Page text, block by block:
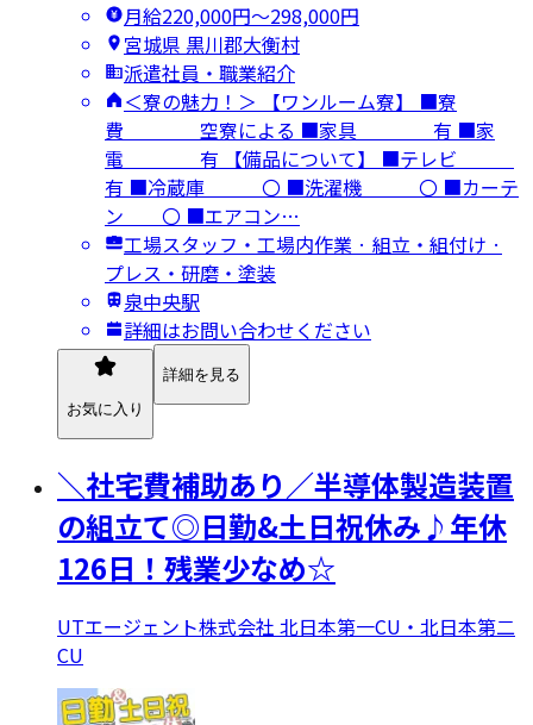
月給220,000円〜298,000円
宮城県 黒川郡大衡村
派遣社員・職業紹介
＜寮の魅力！＞ 【ワンルーム寮】 ■寮
費 空寮による ■家具 有 ■家
電 有 【備品について】 ■テレビ
有 ■冷蔵庫 〇 ■洗濯機 〇 ■カーテ
ン 〇 ■エアコン…
工場スタッフ・工場内作業 · 組立・組付け ·
プレス・研磨・塗装
泉中央駅
詳細はお問い合わせください
お気に入り
詳細を見る
＼社宅費補助あり／半導体製造装置
の組立て◎日勤&土日祝休み♪年休
126日！残業少なめ☆
UTエージェント株式会社 北日本第一CU・北日本第二
CU